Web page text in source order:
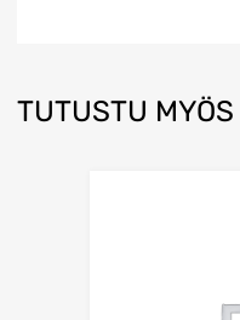
TUTUSTU MYÖS